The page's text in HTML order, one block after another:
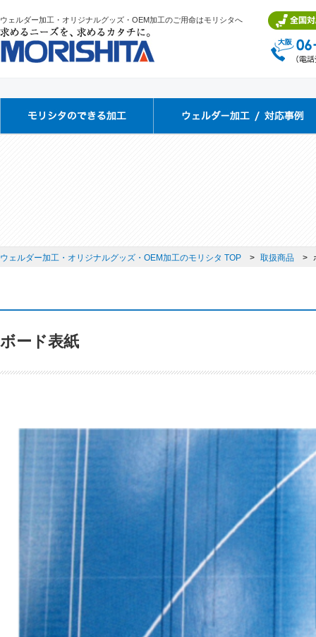
ウェルダー加工・オリジナルグッズ・OEM加工のご用命はモリシタへ
ウェルダー加工・オリジナルグッズ・OEM加工のモリシタ TOP 取扱商品
ボード表紙